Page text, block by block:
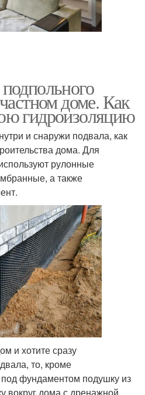
доме. Как
гидроизоляцию
и снаружи подвала, как
дома. Для
рулонные
а также
и хотите сразу
то, кроме
под фундаментом подушку из
вокруг дома с дренажной